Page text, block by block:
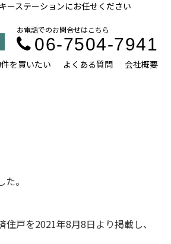
ーステーションにお任せください
お電話でのお問合せはこちら
06-7504-7941
を買いたい よくある質問 会社概要
。
戸を2021年8月8日より掲載し、